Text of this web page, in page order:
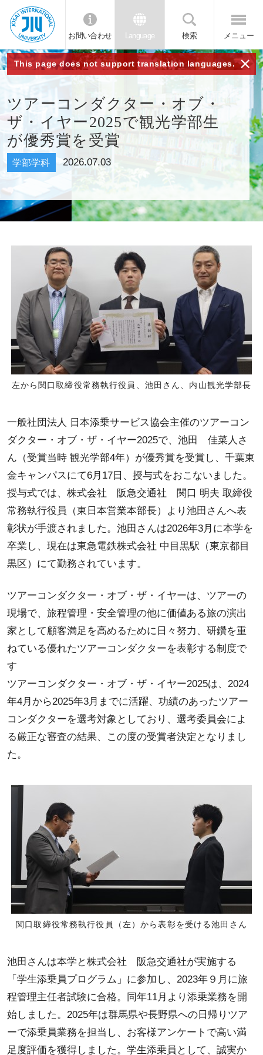
JIU 城西国
際大学
お問い合わせ Language 検索 メニュー
This page does not support translation languages. ×
ツアーコンダクター・オブ・
ザ・イヤー2025で観光学部生
が優秀賞を受賞
学部学科 2026.07.03
左から関口取締役常務執行役員、池田さん、内山観光学部長
一般社団法人 日本添乗サービス協会主催のツアーコン
ダクター・オブ・ザ・イヤー2025で、池田 佳菜人さ
ん（受賞当時 観光学部4年）が優秀賞を受賞し、千葉東
金キャンパスにて6月17日、授与式をおこないました。
授与式では、株式会社 阪急交通社 関口 明夫 取締役
常務執行役員（東日本営業本部長）より池田さんへ表
彰状が手渡されました。池田さんは2026年3月に本学を
卒業し、現在は東急電鉄株式会社 中目黒駅（東京都目
黒区）にて勤務されています。
ツアーコンダクター・オブ・ザ・イヤーは、ツアーの
現場で、旅程管理・安全管理の他に価値ある旅の演出
家として顧客満足を高めるために日々努力、研鑽を重
ねている優れたツアーコンダクターを表彰する制度で
す
ツアーコンダクター・オブ・ザ・イヤー2025は、2024
年4月から2025年3月までに活躍、功績のあったツアー
コンダクターを選考対象としており、選考委員会によ
る厳正な審査の結果、この度の受賞者決定となりまし
た。
関口取締役常務執行役員（左）から表彰を受ける池田さん
池田さんは本学と株式会社 阪急交通社が実施する
「学生添乗員プログラム」に参加し、2023年９月に旅
程管理主任者試験に合格。同年11月より添乗業務を開
始しました。2025年は群馬県や長野県への日帰りツア
ーで添乗員業務を担当し、お客様アンケートで高い満
足度評価を獲得しました。学生添乗員として、誠実か